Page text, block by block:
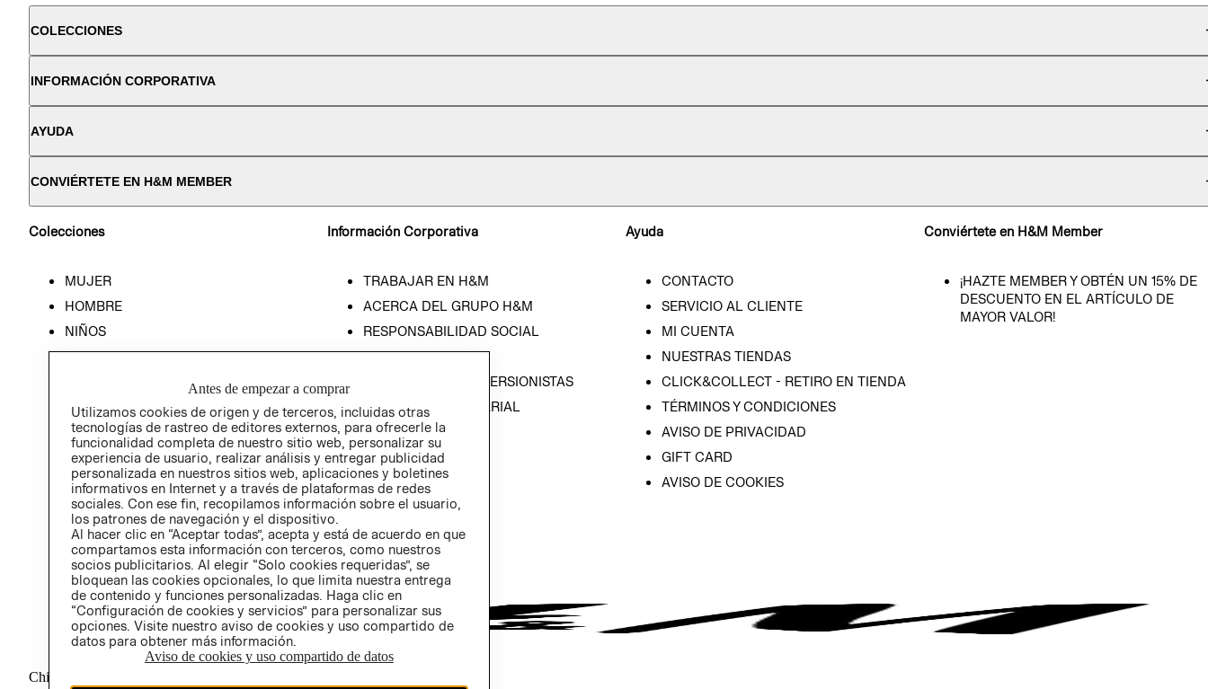
COLECCIONES
INFORMACIÓN CORPORATIVA
AYUDA
CONVIÉRTETE EN H&M MEMBER
Colecciones
MUJER
HOMBRE
NIÑOS
HOME
Información Corporativa
TRABAJAR EN H&M
ACERCA DEL GRUPO H&M
RESPONSABILIDAD SOCIAL
PRENSA
RELACIÓN CON INVERSIONISTAS
POLÍTICA EMPRESARIAL
Ayuda
CONTACTO
SERVICIO AL CLIENTE
MI CUENTA
NUESTRAS TIENDAS
CLICK&COLLECT - RETIRO EN TIENDA
TÉRMINOS Y CONDICIONES
AVISO DE PRIVACIDAD
GIFT CARD
AVISO DE COOKIES
Conviértete en H&M Member
¡HAZTE MEMBER Y OBTÉN UN 15% DE
DESCUENTO EN EL ARTÍCULO DE
MAYOR VALOR!
Chile ($)
Antes de empezar a comprar
Utilizamos cookies de origen y de terceros, incluidas otras
tecnologías de rastreo de editores externos, para ofrecerle la
funcionalidad completa de nuestro sitio web, personalizar su
experiencia de usuario, realizar análisis y entregar publicidad
personalizada en nuestros sitios web, aplicaciones y boletines
informativos en Internet y a través de plataformas de redes
sociales. Con ese fin, recopilamos información sobre el usuario,
los patrones de navegación y el dispositivo.
Al hacer clic en “Aceptar todas”, acepta y está de acuerdo en que
compartamos esta información con terceros, como nuestros
socios publicitarios. Al elegir “Solo cookies requeridas”, se
bloquean las cookies opcionales, lo que limita nuestra entrega
de contenido y funciones personalizadas. Haga clic en
“Configuración de cookies y servicios” para personalizar sus
opciones. Visite nuestro aviso de cookies y uso compartido de
datos para obtener más información.
Aviso de cookies y uso compartido de datos